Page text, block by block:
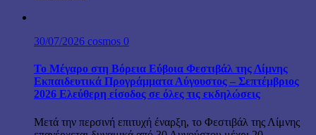
30/07/2026 cosmos 0
Το Μέγαρο στη Βόρεια Εύβοια Φεστιβάλ της Λίμνης
Εκπαιδευτικά Προγράμματα Αύγουστος – Σεπτέμβριος
2026 Ελεύθερη είσοδος σε όλες τις εκδηλώσεις
Μετά την περσινή επιτυχή έναρξη, το Φεστιβάλ της Λίμνης